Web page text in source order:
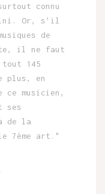
connu
Or, s'il
de
il ne faut
145
plus, en
musicien,
ses
de la
7ème art."